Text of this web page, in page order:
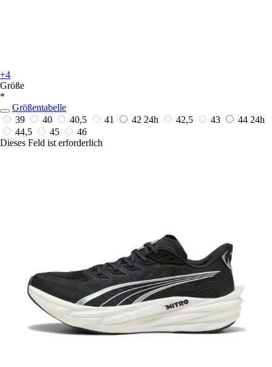
+4
Größe
*
Größentabelle
39
40 40,5 41 42 24h 42,5 43 44 24h
44,5
45
46
Dieses Feld ist erforderlich